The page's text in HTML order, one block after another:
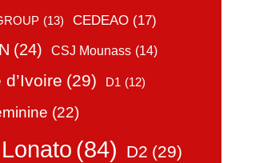
(13) CEDEAO (17)
(24) CSJ Mounass (14)
d’Ivoire (29) D1 (12)
(22)
(84) D2 (29)